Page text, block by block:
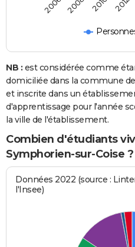
2006 2008
NB : est considérée comme
domiciliée dans la commune
et inscrite dans un
d'apprentissage pour l'année
la ville de l'établissement.
Combien d'étudiants
Symphorien-sur-Coise ?
Données 2022 (source :
l'Insee)